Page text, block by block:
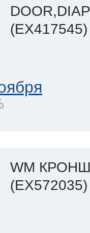
(EX417545)
WM
(EX572035)